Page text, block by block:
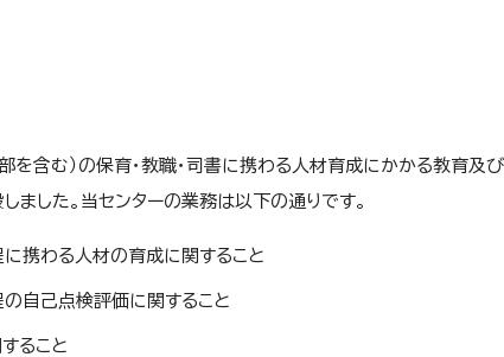
を含む）の保育・教職・司書に携わる人材育成にかかる教育及
ました。当センターの業務は以下の通りです。
に携わる人材の育成に関すること
の自己点検評価に関すること
ること